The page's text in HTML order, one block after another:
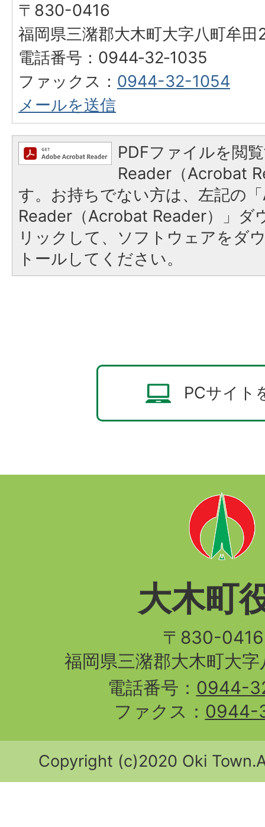
〒830-0416
福岡県三潴郡大木町大字八町牟
電話番号：0944‐32‐1035
ファックス： 0944-32-1054
メールを送信
PDFファイルを閲
Reader（Acrobat
す。お持ちでない方は、左記の
Reader（Acrobat Reader）」ダ
リックして、ソフトウェアをダ
トールしてください。
PCサイト
大木町
〒830-
福岡県三潴郡大木町大
電話番号： 0944-
ファクス： 0944-
Copyright (c)2020 Oki